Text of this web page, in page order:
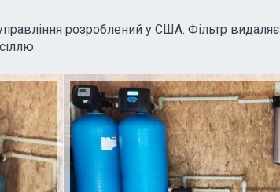
розроблений у США. Фільтр